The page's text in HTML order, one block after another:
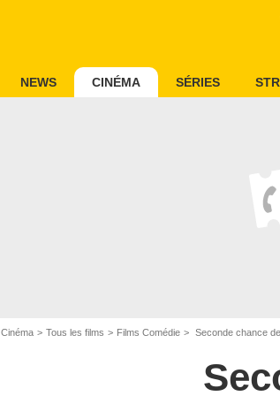
NEWS CINÉMA SÉRIES
Cinéma Tous les films Films Comédie Seconde chance